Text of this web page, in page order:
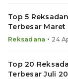
Top 5
Terbesar Maret
Tertinggi
Reksadana • 24
Top 20
Terbesar Juli